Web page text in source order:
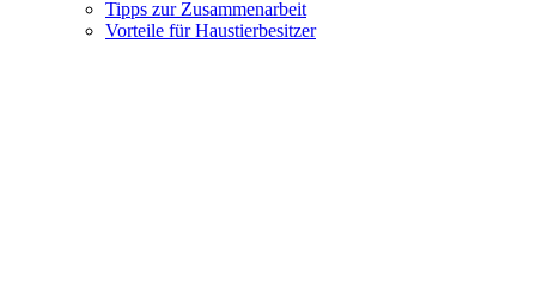
Tipps zur Zusammenarbeit
Vorteile für Haustierbesitzer